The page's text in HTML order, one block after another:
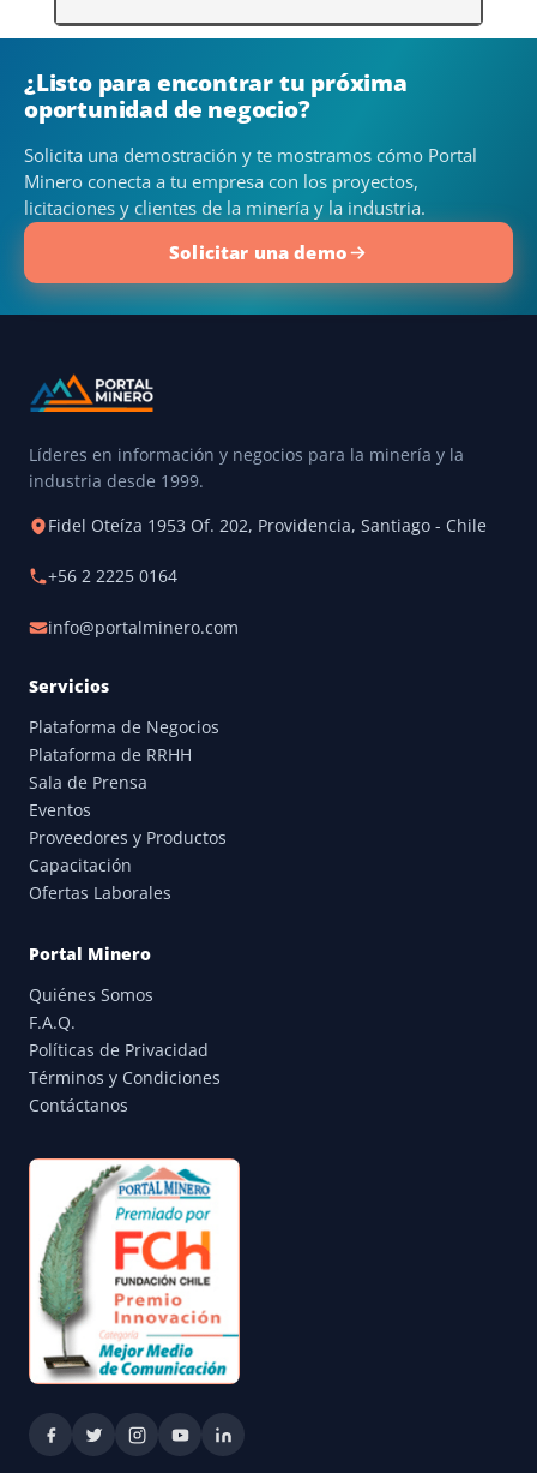
¿Listo para encontrar tu próxima
oportunidad de negocio?
Solicita una demostración y te mostramos cómo Portal
Minero conecta a tu empresa con los proyectos,
licitaciones y clientes de la minería y la industria.
Solicitar una demo
Líderes en información y negocios para la minería y la
industria desde 1999.
Fidel Oteíza 1953 Of. 202, Providencia, Santiago - Chile
+56 2 2225 0164
info@portalminero.com
Servicios
Plataforma de Negocios
Plataforma de RRHH
Sala de Prensa
Eventos
Proveedores y Productos
Capacitación
Ofertas Laborales
Portal Minero
Quiénes Somos
F.A.Q.
Políticas de Privacidad
Términos y Condiciones
Contáctanos